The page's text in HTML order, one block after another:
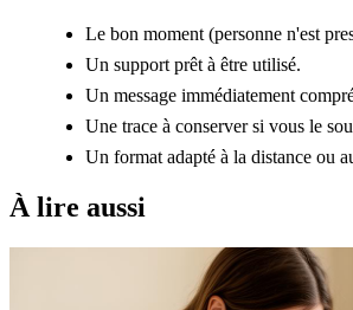
Le bon moment (personne n'est
Un support prêt à être utilisé.
Un message immédiatement
Une trace à conserver si vous le
Un format adapté à la distance ou
À lire aussi